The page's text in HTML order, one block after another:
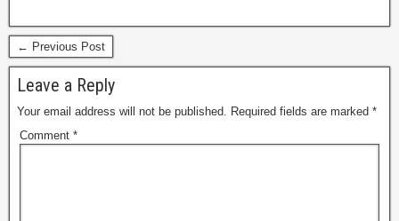
← Previous Post
Leave a Reply
Your email address will not be published. Required fields are marked *
Comment *